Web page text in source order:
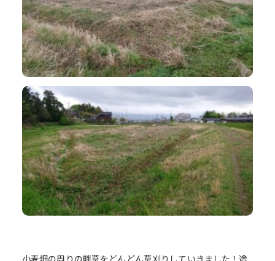
小麦畑の周りの畔草をどんどん草刈りしていきました！途